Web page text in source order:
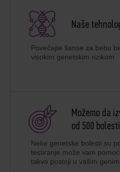
Naše
Povećajte šanse za bebu
visokim genetskim rizikom
Možemo da
od 500 bolesti
Neke genetske bolesti su
testiranje može vam
takvo postoji u vašim